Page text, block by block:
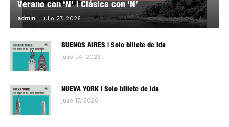
Verano con ‘Ñ’ | Clásica con ‘Ñ’
admin - julio 27, 2026 0
BUENOS AIRES | Solo billete de ida
julio 24, 2026
NUEVA YORK | Solo billete de ida
julio 17, 2026